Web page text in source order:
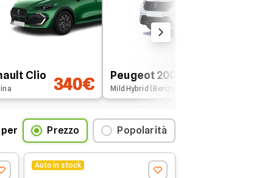
del merito creditizio da
Noleggio
Clio 340€ Peugeot 2008
Mild Hybrid (Benzina)
per Prezzo Popolarità
Auto in stock